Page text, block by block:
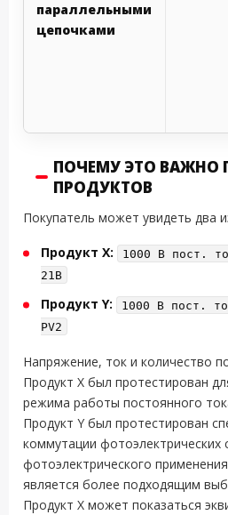
параллельными
цепочками
ПОЧЕМУ ЭТО ВАЖНО
ПРОДУКТОВ
Покупатель может увидеть два
Продукт X:
1000 В пост.
21B
Продукт Y:
1000 В пост.
PV2
Напряжение, ток и количество
Продукт X был протестирован
режима работы постоянного
Продукт Y был протестирован
коммутации фотоэлектрических
фотоэлектрического
является более подходящим
Продукт X может показаться